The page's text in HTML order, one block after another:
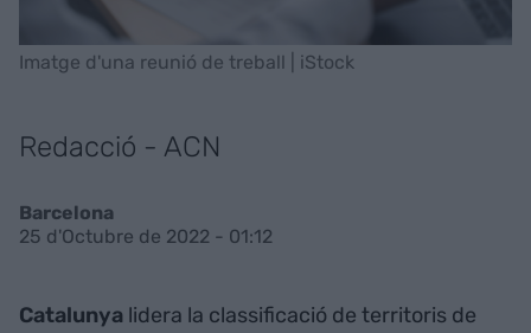
Imatge d'una reunió de treball | iStock
Redacció - ACN
Barcelona
25 d'Octubre de 2022 - 01:12
Catalunya lidera la classificació de territoris de